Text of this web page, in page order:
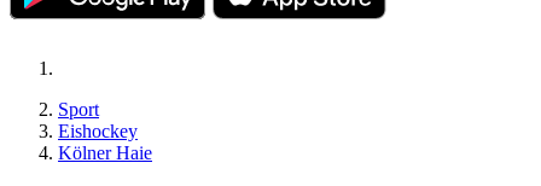
Sport
Eishockey
Kölner Haie